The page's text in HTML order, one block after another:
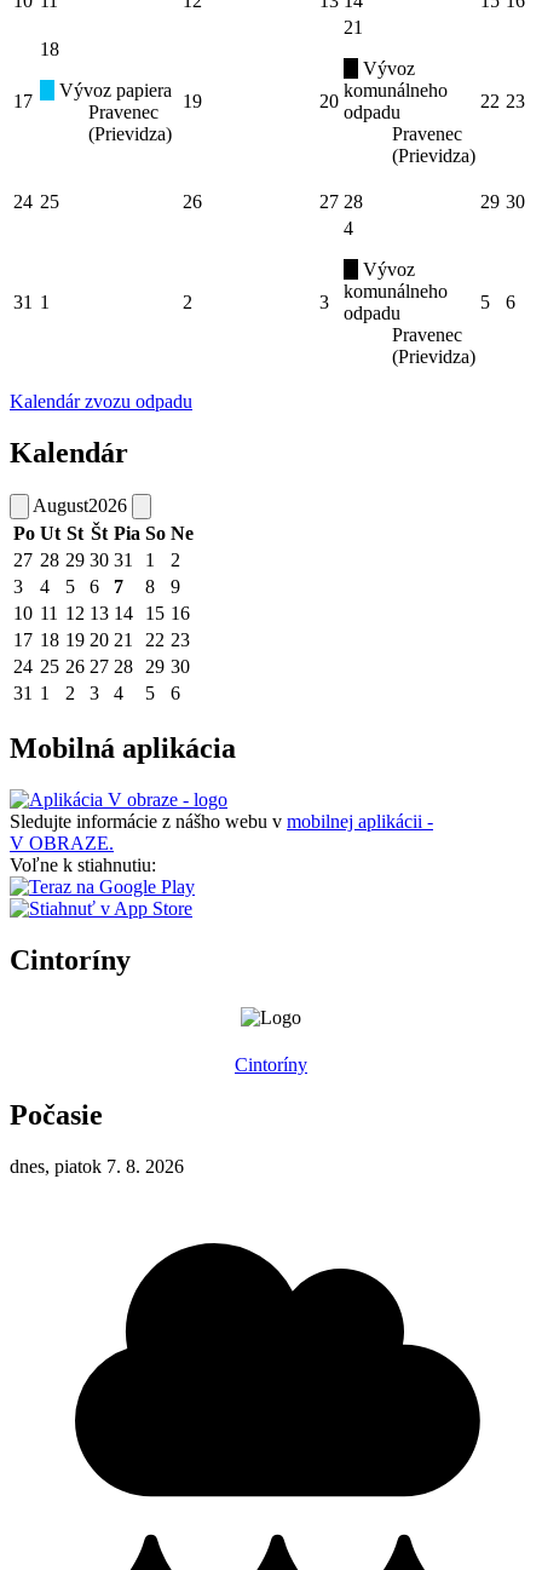
17
18
Vývoz papiera
Pravenec
(Prievidza)
19 20
21
Vývoz
komunálneho
odpadu
Pravenec
(Prievidza)
22 23
24 25 26 27 28 29 30
31 1 2 3
4
Vývoz
komunálneho
odpadu
Pravenec
(Prievidza)
5 6
Kalendár zvozu odpadu
Kalendár
August2026
Po Ut St Št Pia So Ne
27 28 29 30 31 1
2
3
4 5 6 7 8
9
10 11 12 13 14 15 16
17 18 19 20 21 22 23
24 25 26 27 28 29 30
31 1 2 3 4 5 6
Mobilná aplikácia
Sledujte informácie z nášho webu v mobilnej aplikácii -
V OBRAZE.
Voľne k stiahnutiu:
Cintoríny
Cintoríny
Počasie
dnes, piatok 7. 8. 2026